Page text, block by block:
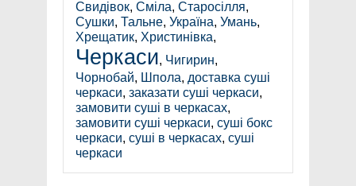
Свидівок, Сміла, Старосілля,
Сушки, Тальне, Україна, Умань,
Хрещатик, Христинівка,
Черкаси, Чигирин,
Чорнобай, Шпола, доставка суші
черкаси, заказати суші черкаси,
замовити суші в черкасах,
замовити суші черкаси, суші бокс
черкаси, суші в черкасах, суші
черкаси